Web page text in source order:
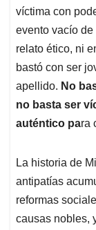
víctima con
evento vacío
relato ético, ni
bastó con ser
apellido. No
no basta ser
auténtico para
La historia de
antipatías
reformas
causas nobles,